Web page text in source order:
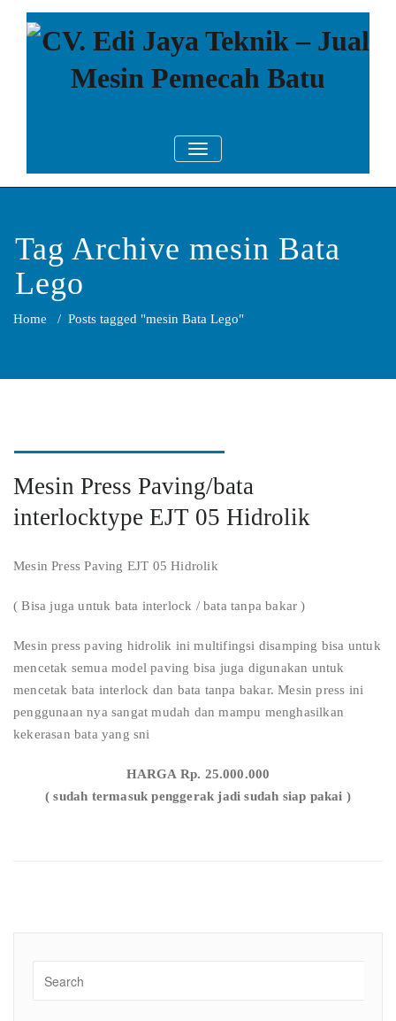
CV. Edi Jaya
Teknik – Jual
Pemecah Batu
TOGGLE NAVIGATION
Tag Archive mesin Bata
Lego
Home / Posts tagged "mesin Bata Lego"
Mesin Press Paving/bata
interlocktype EJT 05 Hidrolik
Mesin Press Paving EJT 05 Hidrolik
( Bisa juga untuk bata interlock / bata tanpa bakar )
Mesin press paving hidrolik ini multifingsi disamping bisa untuk
mencetak semua model paving bisa juga digunakan untuk
mencetak bata interlock dan bata tanpa bakar. Mesin press ini
penggunaan nya sangat mudah dan mampu menghasilkan
kekerasan bata yang sni
HARGA Rp. 25.000.000
( sudah termasuk penggerak jadi sudah siap pakai )